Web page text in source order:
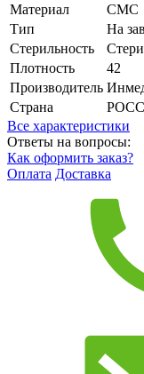
Материал
СМС
Тип
На
Стерильность
Плотность
42
Производитель
Страна
Все характеристики
Ответы на вопросы:
Как оформить заказ?
Оплата Доставка